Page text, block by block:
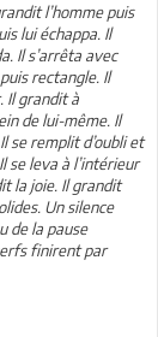
l’homme puis
lui échappa. Il
Il s’arrêta avec
rectangle. Il
Il grandit à
de lui-même. Il
se remplit d’oubli et
se leva à l’intérieur
la joie. Il grandit
Un silence
de la pause
finirent par